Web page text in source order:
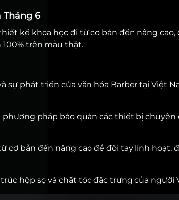
Tháng 6
kế khoa học đi từ cơ bản đến nâng cao,
trên mẫu thật.
sự phát triển của văn hóa Barber tại Việt
pháp bảo quản các thiết bị chuyên
cơ bản đến nâng cao để đôi tay linh hoạt,
hộp sọ và chất tóc đặc trưng của người